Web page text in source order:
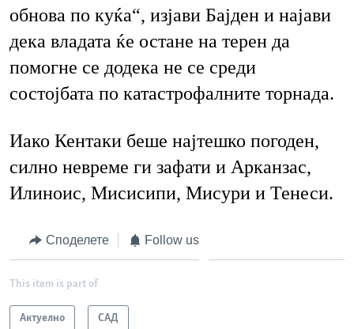
обнова по куќа“, изјави Бајден и најави
дека владата ќе остане на терен да
помогне се додека не се среди
состојбата по катастрофалните торнада.
Иако Кентаки беше најтешко погоден,
силно невреме ги зафати и Арканзас,
Илиноис, Мисисипи, Мисури и Тенеси.
Споделете Follow us
This item is part of
Актуелно САД